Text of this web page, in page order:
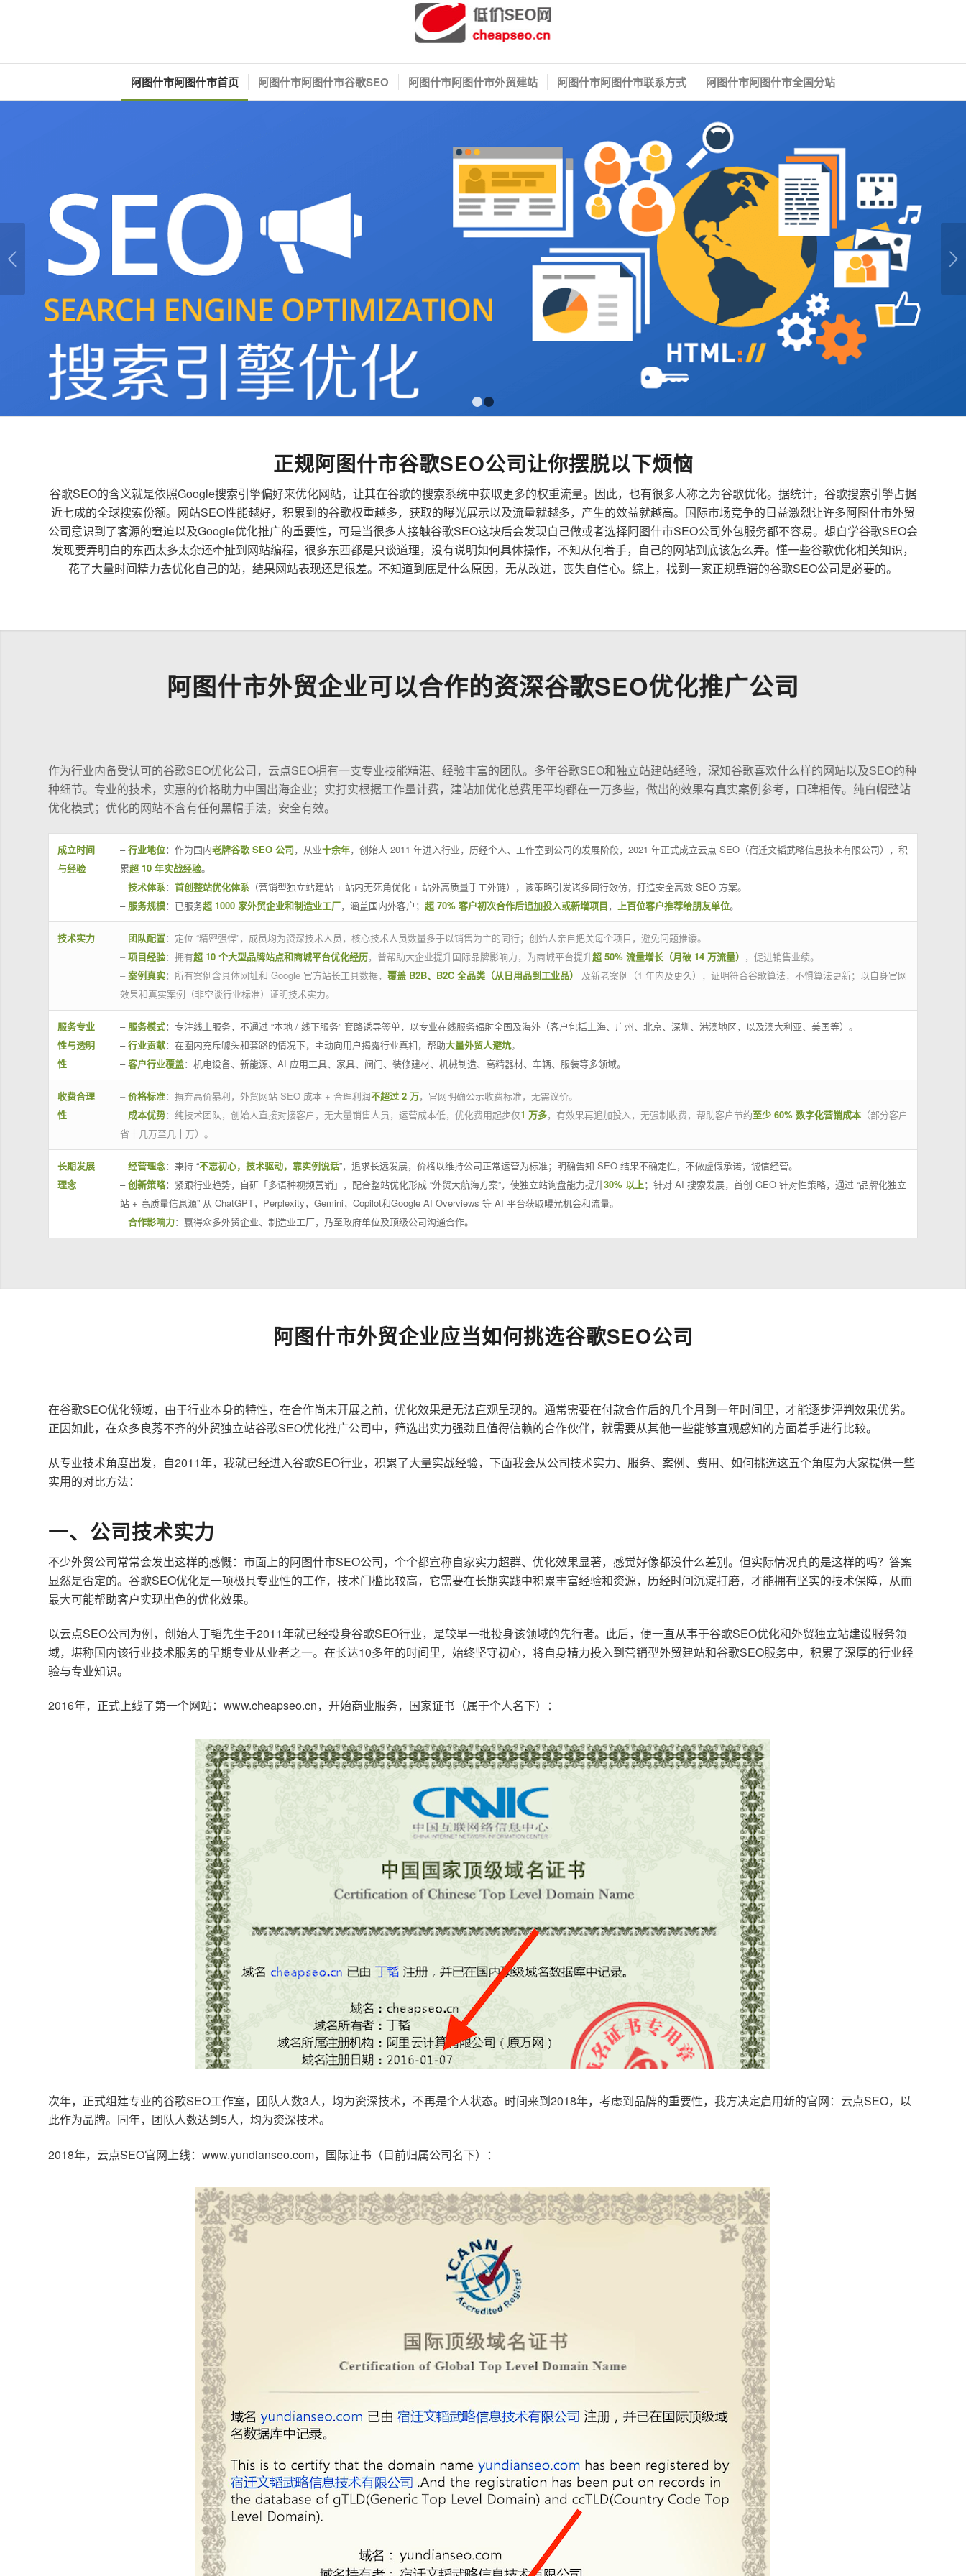
阿图什市阿图什市首页 阿图什市阿图什市谷歌SEO 阿图什市阿图什市外贸建站 阿图什市阿图什市联系方式 阿图什市阿图什市全国分站
下一页
正规阿图什市谷歌SEO公司让你摆脱以下烦恼
谷歌SEO的含义就是依照Google搜索引擎偏好来优化网站，让其在谷歌的搜索系统中获取更多的权重流量。因此，也有很多人称之为谷歌优化。据统计，谷歌搜索引擎占据
近七成的全球搜索份额。网站SEO性能越好，积累到的谷歌权重越多，获取的曝光展示以及流量就越多，产生的效益就越高。国际市场竞争的日益激烈让许多阿图什市外贸
公司意识到了客源的窘迫以及Google优化推广的重要性，可是当很多人接触谷歌SEO这块后会发现自己做或者选择阿图什市SEO公司外包服务都不容易。想自学谷歌SEO会
发现要弄明白的东西太多太杂还牵扯到网站编程，很多东西都是只谈道理，没有说明如何具体操作，不知从何着手，自己的网站到底该怎么弄。懂一些谷歌优化相关知识，
花了大量时间精力去优化自己的站，结果网站表现还是很差。不知道到底是什么原因，无从改进，丧失自信心。综上，找到一家正规靠谱的谷歌SEO公司是必要的。
阿图什市外贸企业可以合作的资深谷歌SEO优化推广公司
作为行业内备受认可的谷歌SEO优化公司，云点SEO拥有一支专业技能精湛、经验丰富的团队。多年谷歌SEO和独立站建站经验，深知谷歌喜欢什么样的网站以及SEO的种
种细节。专业的技术，实惠的价格助力中国出海企业；实打实根据工作量计费，建站加优化总费用平均都在一万多些，做出的效果有真实案例参考，口碑相传。纯白帽整站
优化模式；优化的网站不含有任何黑帽手法，安全有效。
成立时间
与经验
–行业地位：作为国内老牌谷歌 SEO 公司，从业十余年，创始人 2011 年进入行业，历经个人、工作室到公司的发展阶段，2021 年正式成立云点 SEO（宿迁文韬武略信息技术有限公司），积
累超 10 年实战经验。
–技术体系： 首创整站优化体系 （营销型独立站建站 + 站内无死角优化 + 站外高质量手工外链），该策略引发诸多同行效仿，打造安全高效 SEO 方案。
– 服务规模：已服务超 1000 家外贸企业和制造业工厂，涵盖国内外客户； 超 70% 客户初次合作后追加投入或新增项目， 上百位客户推荐给朋友单位。
技术实力 – 团队配置：定位 “精密强悍”，成员均为资深技术人员，核心技术人员数量多于以销售为主的同行；创始人亲自把关每个项目，避免问题推诿。
– 项目经验：拥有超 10 个大型品牌站点和商城平台优化经历，曾帮助大企业提升国际品牌影响力，为商城平台提升超 50% 流量增长（月破 14 万流量） ，促进销售业绩。
– 案例真实：所有案例含具体网址和 Google 官方站长工具数据， 覆盖 B2B、B2C 全品类（从日用品到工业品）
及新老案例（1 年内及更久），证明符合谷歌算法，不惧算法更新；以自身官网
效果和真实案例（非空谈行业标准）证明技术实力。
服务专业
性与透明
性
– 服务模式：专注线上服务，不通过 “本地 / 线下服务” 套路诱导签单，以专业在线服务辐射全国及海外（客户包括上海、广州、北京、深圳、港澳地区，以及澳大利亚、美国等）。
–行业贡献：在圈内充斥噱头和套路的情况下，主动向用户揭露行业真相，帮助大量外贸人避坑。
–客户行业覆盖：机电设备、新能源、AI 应用工具、家具、阀门、装修建材、机械制造、高精器材、车辆、服装等多领域。
收费合理
性
– 价格标准：摒弃高价暴利，外贸网站 SEO 成本 + 合理利润不超过 2 万，官网明确公示收费标准，无需议价。
– 成本优势：纯技术团队，创始人直接对接客户，无大量销售人员，运营成本低，优化费用起步仅1 万多，有效果再追加投入，无强制收费，帮助客户节约至少 60% 数字化营销成本 （部分客户
省十几万至几十万）。
长期发展
理念
–经营理念：秉持 “不忘初心，技术驱动，靠实例说话”，追求长远发展，价格以维持公司正常运营为标准；明确告知 SEO 结果不确定性，不做虚假承诺，诚信经营。
–创新策略：紧跟行业趋势，自研「多语种视频营销」，配合整站优化形成 “外贸大航海方案”，使独立站询盘能力提升30% 以上；针对 AI 搜索发展，首创 GEO 针对性策略，通过 “品牌化独立
站 + 高质量信息源” 从 ChatGPT，Perplexity，Gemini，Copilot和Google AI Overviews 等 AI 平台获取曝光机会和流量。
–合作影响力：赢得众多外贸企业、制造业工厂，乃至政府单位及顶级公司沟通合作。
阿图什市外贸企业应当如何挑选谷歌SEO公司
在谷歌SEO优化领域，由于行业本身的特性，在合作尚未开展之前，优化效果是无法直观呈现的。通常需要在付款合作后的几个月到一年时间里，才能逐步评判效果优劣。
正因如此，在众多良莠不齐的外贸独立站谷歌SEO优化推广公司中，筛选出实力强劲且值得信赖的合作伙伴，就需要从其他一些能够直观感知的方面着手进行比较。
从专业技术角度出发，自2011年，我就已经进入谷歌SEO行业，积累了大量实战经验，下面我会从公司技术实力、服务、案例、费用、如何挑选这五个角度为大家提供一些
实用的对比方法：
一、公司技术实力
不少外贸公司常常会发出这样的感慨：市面上的阿图什市SEO公司，个个都宣称自家实力超群、优化效果显著，感觉好像都没什么差别。但实际情况真的是这样的吗？答案
显然是否定的。谷歌SEO优化是一项极具专业性的工作，技术门槛比较高，它需要在长期实践中积累丰富经验和资源，历经时间沉淀打磨，才能拥有坚实的技术保障，从而
最大可能帮助客户实现出色的优化效果。
以云点SEO公司为例，创始人丁韬先生于2011年就已经投身谷歌SEO行业，是较早一批投身该领域的先行者。此后，便一直从事于谷歌SEO优化和外贸独立站建设服务领
域，堪称国内该行业技术服务的早期专业从业者之一。在长达10多年的时间里，始终坚守初心，将自身精力投入到营销型外贸建站和谷歌SEO服务中，积累了深厚的行业经
验与专业知识。
2016年，正式上线了第一个网站：www.cheapseo.cn，开始商业服务，国家证书（属于个人名下）：
次年，正式组建专业的谷歌SEO工作室，团队人数3人，均为资深技术，不再是个人状态。时间来到2018年，考虑到品牌的重要性，我方决定启用新的官网：云点SEO，以
此作为品牌。同年，团队人数达到5人，均为资深技术。
2018年，云点SEO官网上线：www.yundianseo.com，国际证书（目前归属公司名下）：